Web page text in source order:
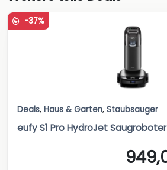
-37%
Deals, Haus & Garten, Staubsauger
eufy S1 Pro HydroJet